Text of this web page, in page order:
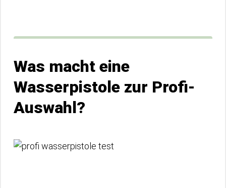
Was macht eine
Wasserpistole zur Profi-
Auswahl?